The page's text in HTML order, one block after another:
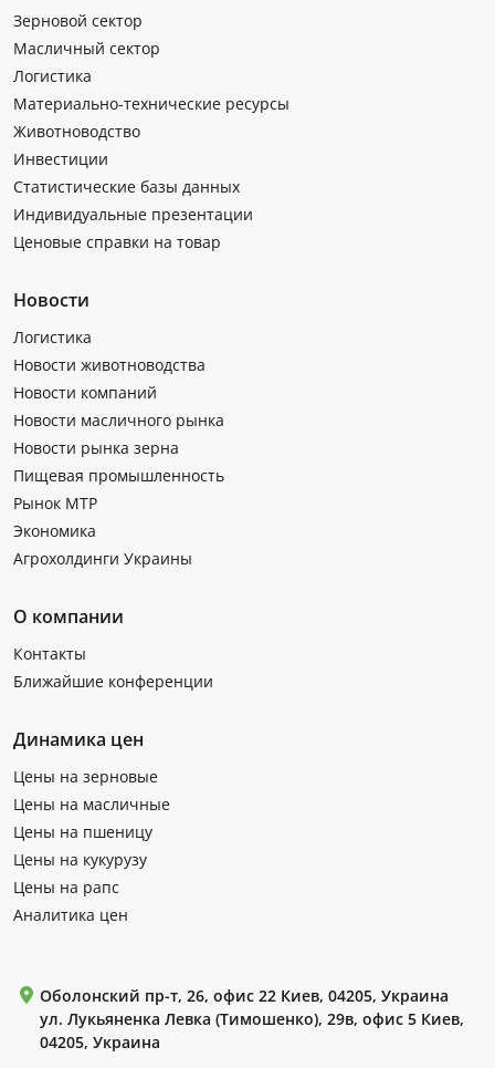
Зерновой сектор
Масличный сектор
Логистика
Материально-технические ресурсы
Животноводство
Инвестиции
Статистические базы данных
Индивидуальные презентации
Ценовые справки на товар
Новости
Логистика
Новости животноводства
Новости компаний
Новости масличного рынка
Новости рынка зерна
Пищевая промышленность
Рынок МТР
Экономика
Агрохолдинги Украины
О компании
Контакты
Ближайшие конференции
Динамика цен
Цены на зерновые
Цены на масличные
Цены на пшеницу
Цены на кукурузу
Цены на рапс
Аналитика цен
Оболонский пр-т, 26, офис 22 Киев, 04205, Украина
ул. Лукьяненка Левка (Тимошенко), 29в, офис 5 Киев,
04205, Украина